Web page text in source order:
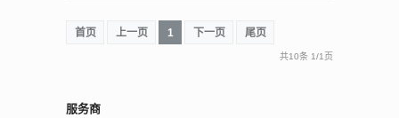
首页 上一页 1 下一页 尾页
共10条 1/1页
服务商